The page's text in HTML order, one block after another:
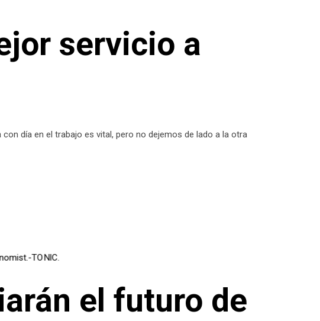
servicio a
día en el trabajo es vital, pero no dejemos de lado a la otra
el futuro de